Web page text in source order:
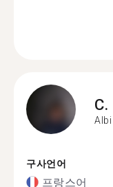
C.
Albi
구사언어
프랑스어